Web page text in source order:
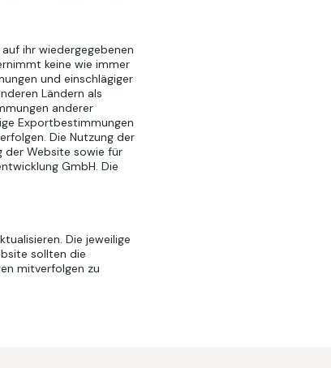
ihr wiedergegebenen
keine wie immer
und einschlägiger
Ländern als
anderer
Exportbestimmungen
Die Nutzung der
der Website sowie für
GmbH. Die
Die jeweilige
sollten die
mitverfolgen zu